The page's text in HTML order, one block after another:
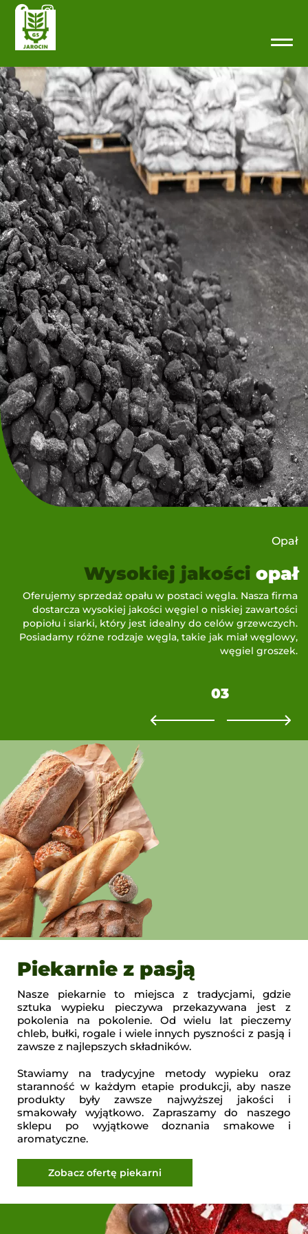
Opał
Wysokiej jakości opał
Oferujemy sprzedaż opału w postaci węgla. Nasza firma
dostarcza wysokiej jakości węgiel o niskiej zawartości
popiołu i siarki, który jest idealny do celów grzewczych.
Posiadamy różne rodzaje węgla, takie jak miał węglowy,
węgiel groszek.
03
Piekarnie z pasją
Nasze piekarnie to miejsca z tradycjami, gdzie
sztuka wypieku pieczywa przekazywana jest z
pokolenia na pokolenie. Od wielu lat pieczemy
chleb, bułki, rogale i wiele innych pyszności z pasją i
zawsze z najlepszych składników.
Stawiamy na tradycyjne metody wypieku oraz
staranność w każdym etapie produkcji, aby nasze
produkty były zawsze najwyższej jakości i
smakowały wyjątkowo. Zapraszamy do naszego
sklepu po wyjątkowe doznania smakowe i
aromatyczne.
Zobacz ofertę piekarni